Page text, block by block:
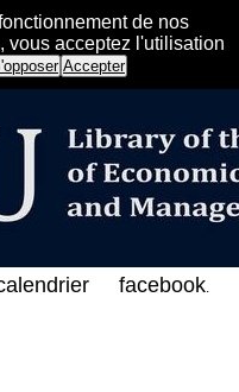
de nos
vous acceptez l'utilisation
Accepter
الإلكتروني على
facebook.